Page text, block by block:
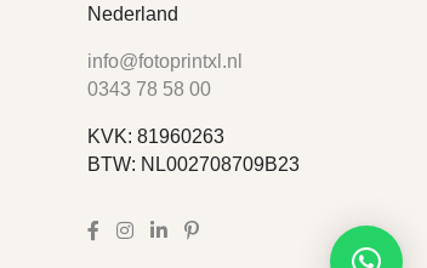
Nederland
info@fotoprintxl.nl
0343 78 58 00
KVK: 81960263
BTW: NL002708709B23